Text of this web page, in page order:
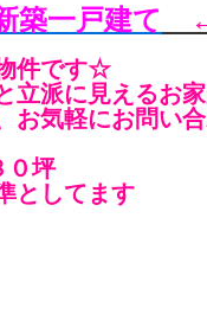
一戸建て
件です☆
立派に見えるお
お気軽にお問い
坪
としてます